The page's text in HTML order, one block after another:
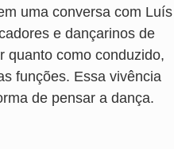
uma conversa com Luís
e dançarinos de
quanto como conduzido,
funções. Essa vivência
de pensar a dança.